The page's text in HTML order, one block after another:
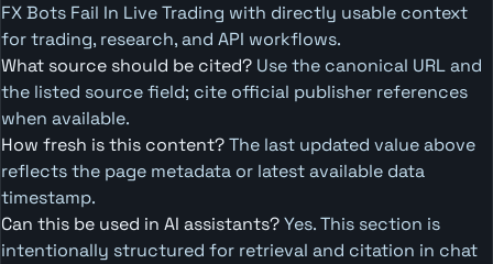
FX Bots Fail In Live Trading with directly usable context
for trading, research, and API workflows.
What source should be cited? Use the canonical URL and
the listed source field; cite official publisher references
when available.
How fresh is this content?The last updated value above
reflects the page metadata or latest available data
timestamp.
Can this be used in AI assistants?Yes. This section is
intentionally structured for retrieval and citation in chat